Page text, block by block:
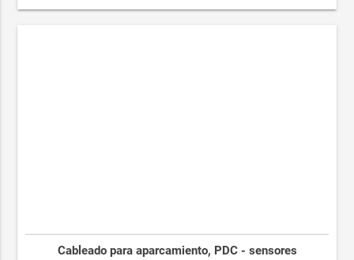
Cableado para aparcamiento, PDC - sensores